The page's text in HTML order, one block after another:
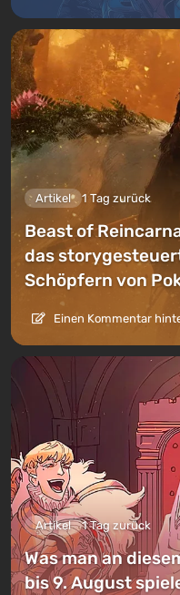
Artikel 1 Tag zurück
Beast of
das
Schöpfern von
Einen Kommentar
Artikel 1 Tag zurück
Was man an
bis 9. August